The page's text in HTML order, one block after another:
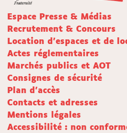
Espace Presse & Médias
Recrutement & Concours
Location d'espaces et de
Actes réglementaires
Marchés publics et AOT
Consignes de sécurité
Plan d'accès
Contacts et adresses
Mentions légales
Accessibilité : non